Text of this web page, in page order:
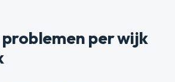
per wijk